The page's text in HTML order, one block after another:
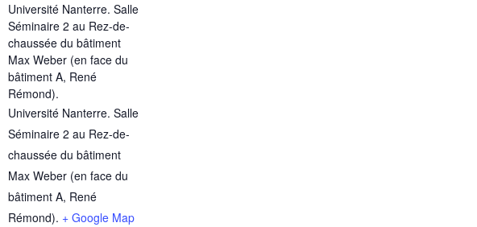
Université Nanterre. Salle
Séminaire 2 au Rez-de-
chaussée du bâtiment
Max Weber (en face du
bâtiment A, René
Rémond).
Université Nanterre. Salle
Séminaire 2 au Rez-de-
chaussée du bâtiment
Max Weber (en face du
bâtiment A, René
Rémond). + Google Map